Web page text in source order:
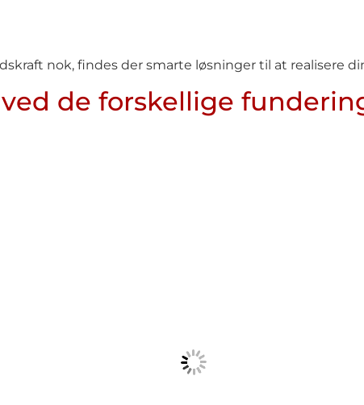
nok, findes der smarte løsninger til at realisere
de forskellige